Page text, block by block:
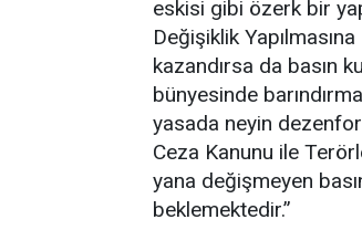
eskisi gibi özerk bir
Değişiklik
kazandırsa da basın
bünyesinde
yasada neyin
Ceza Kanunu ile
yana değişmeyen
beklemektedir.”